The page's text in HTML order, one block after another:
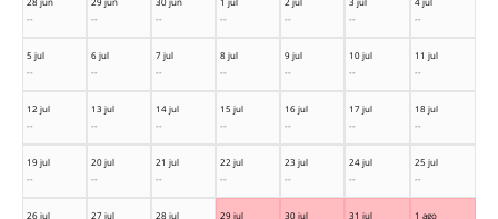
--
--
--
--
--
--
--
5 jul
--
6 jul
--
7 jul
--
8 jul
--
9 jul
--
10 jul
--
11 jul
--
12 jul
--
13 jul
--
14 jul
--
15 jul
--
16 jul
--
17 jul
--
18 jul
--
19 jul
--
20 jul
--
21 jul
--
22 jul
--
23 jul
--
24 jul
--
25 jul
--
26 jul 27 jul 28 jul 29 jul 30 jul 31 jul 1 ago